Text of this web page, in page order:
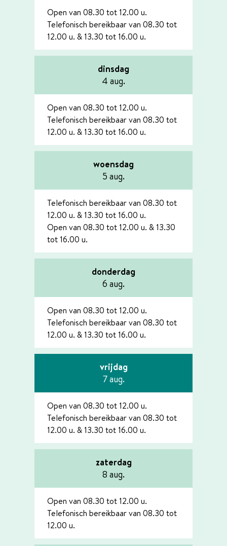
Open van 08.30 tot 12.00 u.
Telefonisch bereikbaar van 08.30 tot
12.00 u. & 13.30 tot 16.00 u.
dinsdag
4 aug.
Open van 08.30 tot 12.00 u.
Telefonisch bereikbaar van 08.30 tot
12.00 u. & 13.30 tot 16.00 u.
woensdag
5 aug.
Telefonisch bereikbaar van 08.30 tot
12.00 u. & 13.30 tot 16.00 u.
Open van 08.30 tot 12.00 u. & 13.30
tot 16.00 u.
donderdag
6 aug.
Open van 08.30 tot 12.00 u.
Telefonisch bereikbaar van 08.30 tot
12.00 u. & 13.30 tot 16.00 u.
vrijdag
7 aug.
Open van 08.30 tot 12.00 u.
Telefonisch bereikbaar van 08.30 tot
12.00 u. & 13.30 tot 16.00 u.
zaterdag
8 aug.
Open van 08.30 tot 12.00 u.
Telefonisch bereikbaar van 08.30 tot
12.00 u.